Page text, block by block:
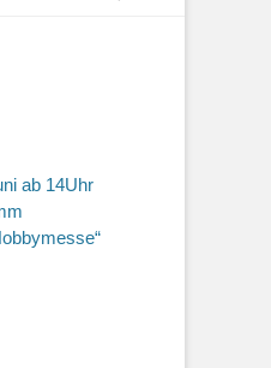
ab 14Uhr